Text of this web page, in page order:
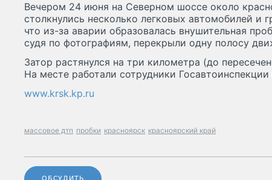
Вечером 24 июня на Северном шоссе около
столкнулись несколько легковых автомобилей и
что из-за аварии образовалась внушительная
судя по фотографиям, перекрыли одну полосу
Затор растянулся на три километра (до
На месте работали сотрудники
www.krsk.kp.ru
массовое дтп пробки красноярск красноярский край